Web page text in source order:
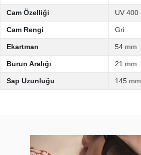
Cam Özelliği UV 400
Cam Rengi Gri
Ekartman 54 mm
Burun Aralığı 21 mm
Sap Uzunluğu 145 mm